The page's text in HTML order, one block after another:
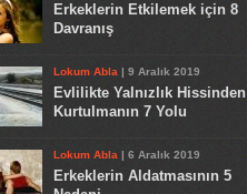
Erkeklerin Etkilemek için 8
Davranış
Lokum Abla | 9 Aralık 2019
Evlilikte Yalnızlık Hissinden
Kurtulmanın 7 Yolu
Lokum Abla | 6 Aralık 2019
Erkeklerin Aldatmasının 5